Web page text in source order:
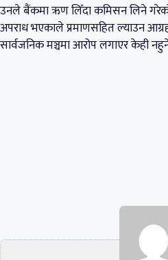
उनले बैंकमा ऋण लिँदा कमिसन लिने
अपराध भएकाले प्रमाणसहित ल्याउन
सार्वजनिक मञ्चमा आरोप लगाएर केही